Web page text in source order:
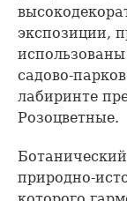
экспозиции,
садово-
лабиринте
Розоцветные.
природно-